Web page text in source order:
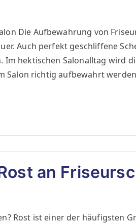
Die Aufbewahrung von
Auch perfekt geschliffene
Im hektischen Salonalltag wird
Salon richtig aufbewahrt
an
Rost ist einer der häufigsten